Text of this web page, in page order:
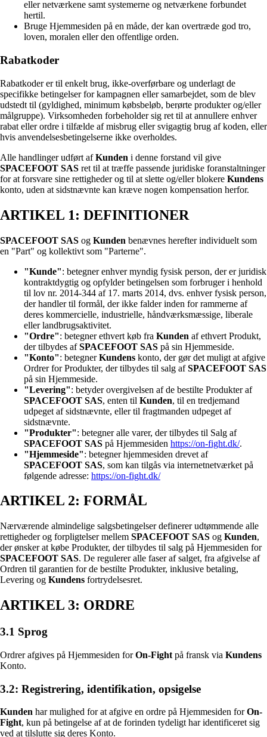
eller netværkene samt systemerne og netværkene forbundet
hertil.
Bruge Hjemmesiden på en måde, der kan overtræde god tro,
loven, moralen eller den offentlige orden.
Rabatkoder
Rabatkoder er til enkelt brug, ikke-overførbare og underlagt de
specifikke betingelser for kampagnen eller samarbejdet, som de blev
udstedt til (gyldighed, minimum købsbeløb, berørte produkter og/eller
målgruppe). Virksomheden forbeholder sig ret til at annullere enhver
rabat eller ordre i tilfælde af misbrug eller svigagtig brug af koden, eller
hvis anvendelsesbetingelserne ikke overholdes.
Alle handlinger udført afKunden i denne forstand vil give
SPACEFOOT SAS ret til at træffe passende juridiske foranstaltninger
for at forsvare sine rettigheder og til at slette og/eller blokere Kundens
konto, uden at sidstnævnte kan kræve nogen kompensation herfor.
ARTIKEL 1: DEFINITIONER
SPACEFOOT SAS og Kunden benævnes herefter individuelt som
en "Part" og kollektivt som "Parterne".
"Kunde": betegner enhver myndig fysisk person, der er juridisk
kontraktdygtig og opfylder betingelsen som forbruger i henhold
til lov nr. 2014-344 af 17. marts 2014, dvs. enhver fysisk person,
der handler til formål, der ikke falder inden for rammerne af
deres kommercielle, industrielle, håndværksmæssige, liberale
eller landbrugsaktivitet.
"Ordre": betegner ethvert køb fra Kunden af ethvert Produkt,
der tilbydes afSPACEFOOT SAS på sin Hjemmeside.
"Konto": betegnerKundens konto, der gør det muligt at afgive
Ordrer for Produkter, der tilbydes til salg afSPACEFOOT SAS
på sin Hjemmeside.
"Levering": betyder overgivelsen af de bestilte Produkter af
SPACEFOOT SAS, enten til Kunden, til en tredjemand
udpeget af sidstnævnte, eller til fragtmanden udpeget af
sidstnævnte.
"Produkter": betegner alle varer, der tilbydes til Salg af
SPACEFOOT SAS på Hjemmesiden https://on-fight.dk/.
"Hjemmeside": betegner hjemmesiden drevet af
SPACEFOOT SAS, som kan tilgås via internetnetværket på
følgende adresse: https://on-fight.dk/
ARTIKEL 2: FORMÅL
Nærværende almindelige salgsbetingelser definerer udtømmende alle
rettigheder og forpligtelser mellem SPACEFOOT SAS og Kunden,
der ønsker at købe Produkter, der tilbydes til salg på Hjemmesiden for
SPACEFOOT SAS. De regulerer alle faser af salget, fra afgivelse af
Ordren til garantien for de bestilte Produkter, inklusive betaling,
Levering og Kundens fortrydelsesret.
ARTIKEL 3: ORDRE
3.1 Sprog
Ordrer afgives på Hjemmesiden forOn-Fight på fransk via Kundens
Konto.
3.2: Registrering, identifikation, opsigelse
Kunden har mulighed for at afgive en ordre på Hjemmesiden forOn-
Fight, kun på betingelse af at de forinden tydeligt har identificeret sig
ved at tilslutte sig deres Konto.